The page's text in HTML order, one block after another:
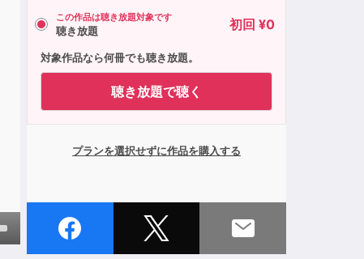
この作品は聴き放題対象です
聴き放題 初回 ¥0
対象作品なら何冊でも聴き放題。
聴き放題で聴く
プランを選択せずに作品を購入する